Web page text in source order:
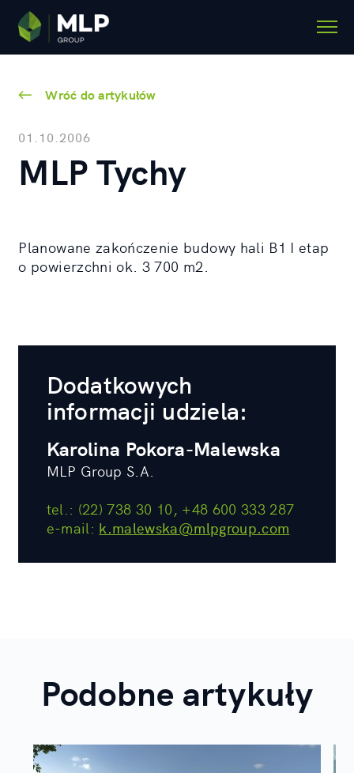
Wróć do artykułów
01.10.2006
MLP Tychy
Planowane zakończenie budowy hali B1 I etap
o powierzchni ok. 3 700 m2.
Dodatkowych
informacji udziela:
Karolina Pokora-Malewska
MLP Group S.A.
tel.: (22) 738 30 10, +48 600 333 287
e-mail: k.malewska@mlpgroup.com
Podobne artykuły